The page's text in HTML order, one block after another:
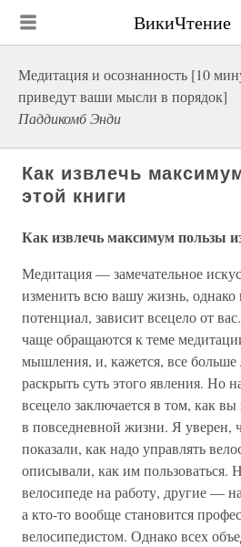
ВикиЧтение
Медитация и осознанность [10
приведут ваши мысли в порядок]
Паддикомб Энди
Как извлечь
этой книги
Как извлечь максимум пользы
Медитация — замечательное
изменить всю вашу жизнь, однако
потенциал, зависит всецело от
чаще обращаются к теме
мышления, и, кажется, все больше
раскрыть суть этого явления. Но
всецело заключается в том, как
в повседневной жизни. Я уверен,
показали, как надо управлять
описывали, как им пользоваться.
велосипеде на работу, другие —
а кто-то вообще становится
велосипедистом. Однако всех